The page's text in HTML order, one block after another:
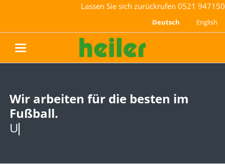
Lassen Sie sich zurückrufen 0521 947150
Deutsch English
Wir arbeiten für die besten im
Fußball.
Wir arbeiten für die besten im
Fußball.
Und wir sind
Und wir sind stolz darauf.